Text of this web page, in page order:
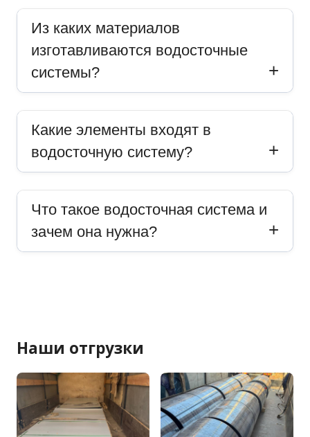
Из каких материалов
изготавливаются водосточные
системы?
Какие элементы входят в
водосточную систему?
Что такое водосточная система и
зачем она нужна?
Наши отгрузки